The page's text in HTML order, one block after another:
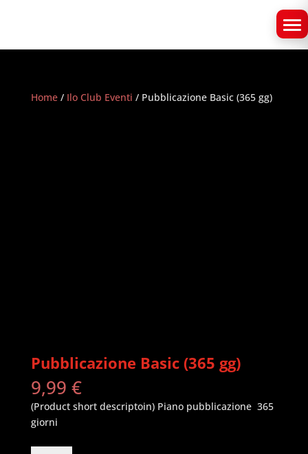
Home/ Ilo Club Eventi / Pubblicazione Basic (365 gg)
Pubblicazione Basic (365 gg)
9,99 €
(Product short descriptoin) Piano pubblicazione 365
giorni